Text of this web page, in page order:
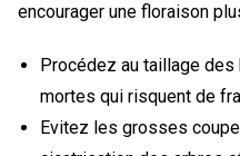
encourager une floraison
Procédez au taillage
mortes qui risquent de
Evitez les grosses